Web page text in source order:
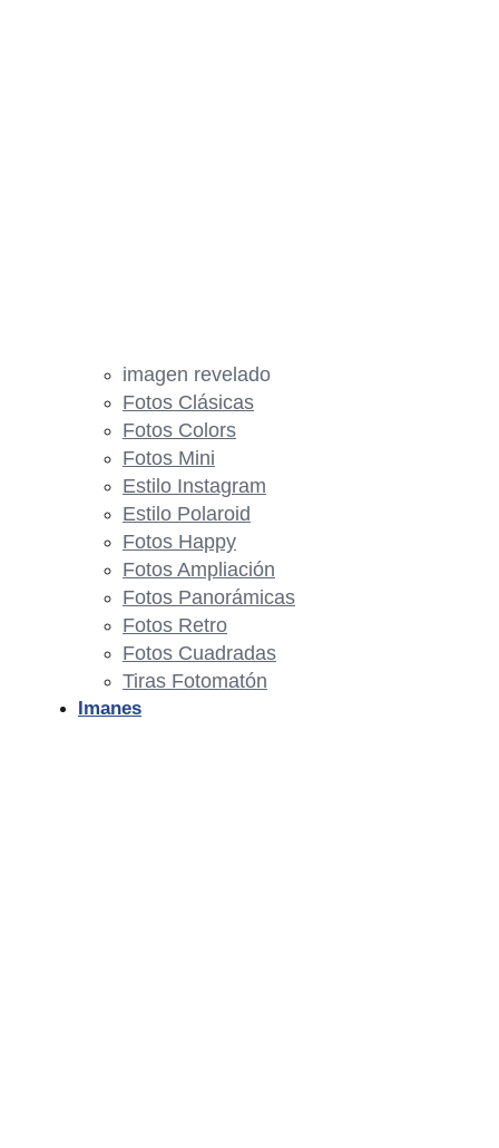
imagen revelado
Fotos Clásicas
Fotos Colors
Fotos Mini
Estilo Instagram
Estilo Polaroid
Fotos Happy
Fotos Ampliación
Fotos Panorámicas
Fotos Retro
Fotos Cuadradas
Tiras Fotomatón
Imanes